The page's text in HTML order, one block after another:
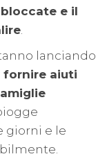
e il
lanciando
fornire aiuti
giorni e le